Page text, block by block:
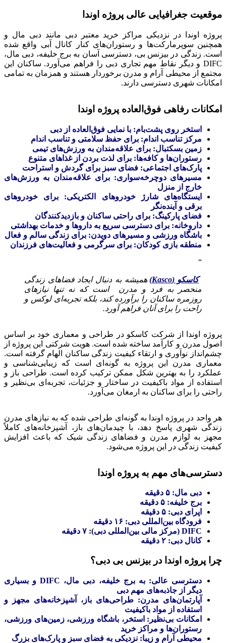
موقعیت جغرافیایی عالی پروژه اوندا
پروژه اوندا در نزدیکی مراکز خرید معتبر دبی مانند دبی مال و
همچنین سوپرمارکت‌ها و رستوران‌های کنار کانال آبی واقع شده
است. زندگی در بیزنس بی، دسترسی آسان به برج خلیفه، دبی مال،
DIFC و دیگر نقاط مهم تجاری دبی را فراهم می‌آورد. ساکنان این
مجتمع از محیطی آرام و مدرن برخوردار هستند و همزمان به تمامی
امکانات شهری دسترسی دارند.
امکانات رفاهی فوق‌العاده پروژه اوندا
استخر روی پشت‌بام: با نمایی فوق‌العاده از دبی
مرکز تناسب اندام: برای حفظ سلامتی و تناسب اندام
زمین بسکتبال: برای علاقه‌مندان به ورزش‌های تیمی
رستوران‌ها و کافه‌ها: برای لذت بردن از غذاهای متنوع
پارک‌های اجتماعی: فضای سبز برای گردش و استراحت
مسیرهای دوچرخه‌سواری: برای علاقه‌مندان به ورزش‌های
خارج از منزل
ایستگاه‌های شارژ خودروهای الکتریکی: برای خودروهای
برقی و آینده‌نگر
فضای پارکینگ: برای راحتی ساکنان و بازدیدکنندگان
داروخانه: برای دسترسی سریع به داروها و خدمات بهداشتی
باشگاه ورزشی و مسیرهای دویدن: برای زندگی سالم و فعال
منطقه بازی کودکان: برای سرگرمی و فعالیت‌های فرزندان
کاسکو (Kasco)
همیشه به دنبال ایجاد فضاهای زندگی
منحصر به فرد و مدرن است که نه تنها نیازهای
روزمره ساکنان را برآورده کند، بلکه تجربه‌ای لوکس و
راحت را برای آنان فراهم آورد.
پروژه اوندا از شرکت کاسکو در طراحی و معماری خود بر اساس
اصول مدرن و کارآمد ساخته شده است. هویت شرکتی این پروژه از
چشم‌انداز نوآوری و ارتقاء کیفیت زندگی ساکنان الهام گرفته است.
معماری مدرن این پروژه به گونه‌ای است که زیبایی‌شناسی و
عملکرد را به بهترین شکل ممکن ترکیب کرده است. طراحی باز و
استفاده از مواد باکیفیت در ساختار و جزئیات، تجربه‌ای بی‌نظیر و
راحتی را برای ساکنان به ارمغان می‌آورد.
هر واحد در پروژه اوندا به گونه‌ای طراحی شده که به نیازهای مدرن
زندگی شهری پاسخ دهد، با چیدمان‌های باز، آشپزخانه‌های کاملاً
مجهز به لوازم مدرن و فضاهای زندگی شیک که باعث افزایش
کیفیت زندگی در این پروژه می‌شود.
دسترسی‌های مهم به پروژه اوندا
دبی مال: ۵ دقیقه
برج خلیفه: ۵ دقیقه
اپرای دبی: ۵ دقیقه
فرودگاه بین‌المللی دبی: ۱۶ دقیقه
DIFC (مرکز مالی بین‌المللی دبی): ۷ دقیقه
کانال دبی: ۲ دقیقه
چرا پروژه اوندا در بیزنس بی دبی؟
دسترسی عالی: به برج خلیفه، دبی مال، DIFC و بسیاری
دیگر از جاذبه‌های مهم دبی
آپارتمان‌های مدرن: طراحی‌های باز، آشپزخانه‌های مجهز و
استفاده از مواد باکیفیت
امکانات بی‌نظیر: استخر، باشگاه ورزشی، زمین‌های ورزشی،
رستوران‌ها و مراکز خرید
محیطی آرام و زیبا: نزدیکی به فضای سبز و پارک‌های بزرگ